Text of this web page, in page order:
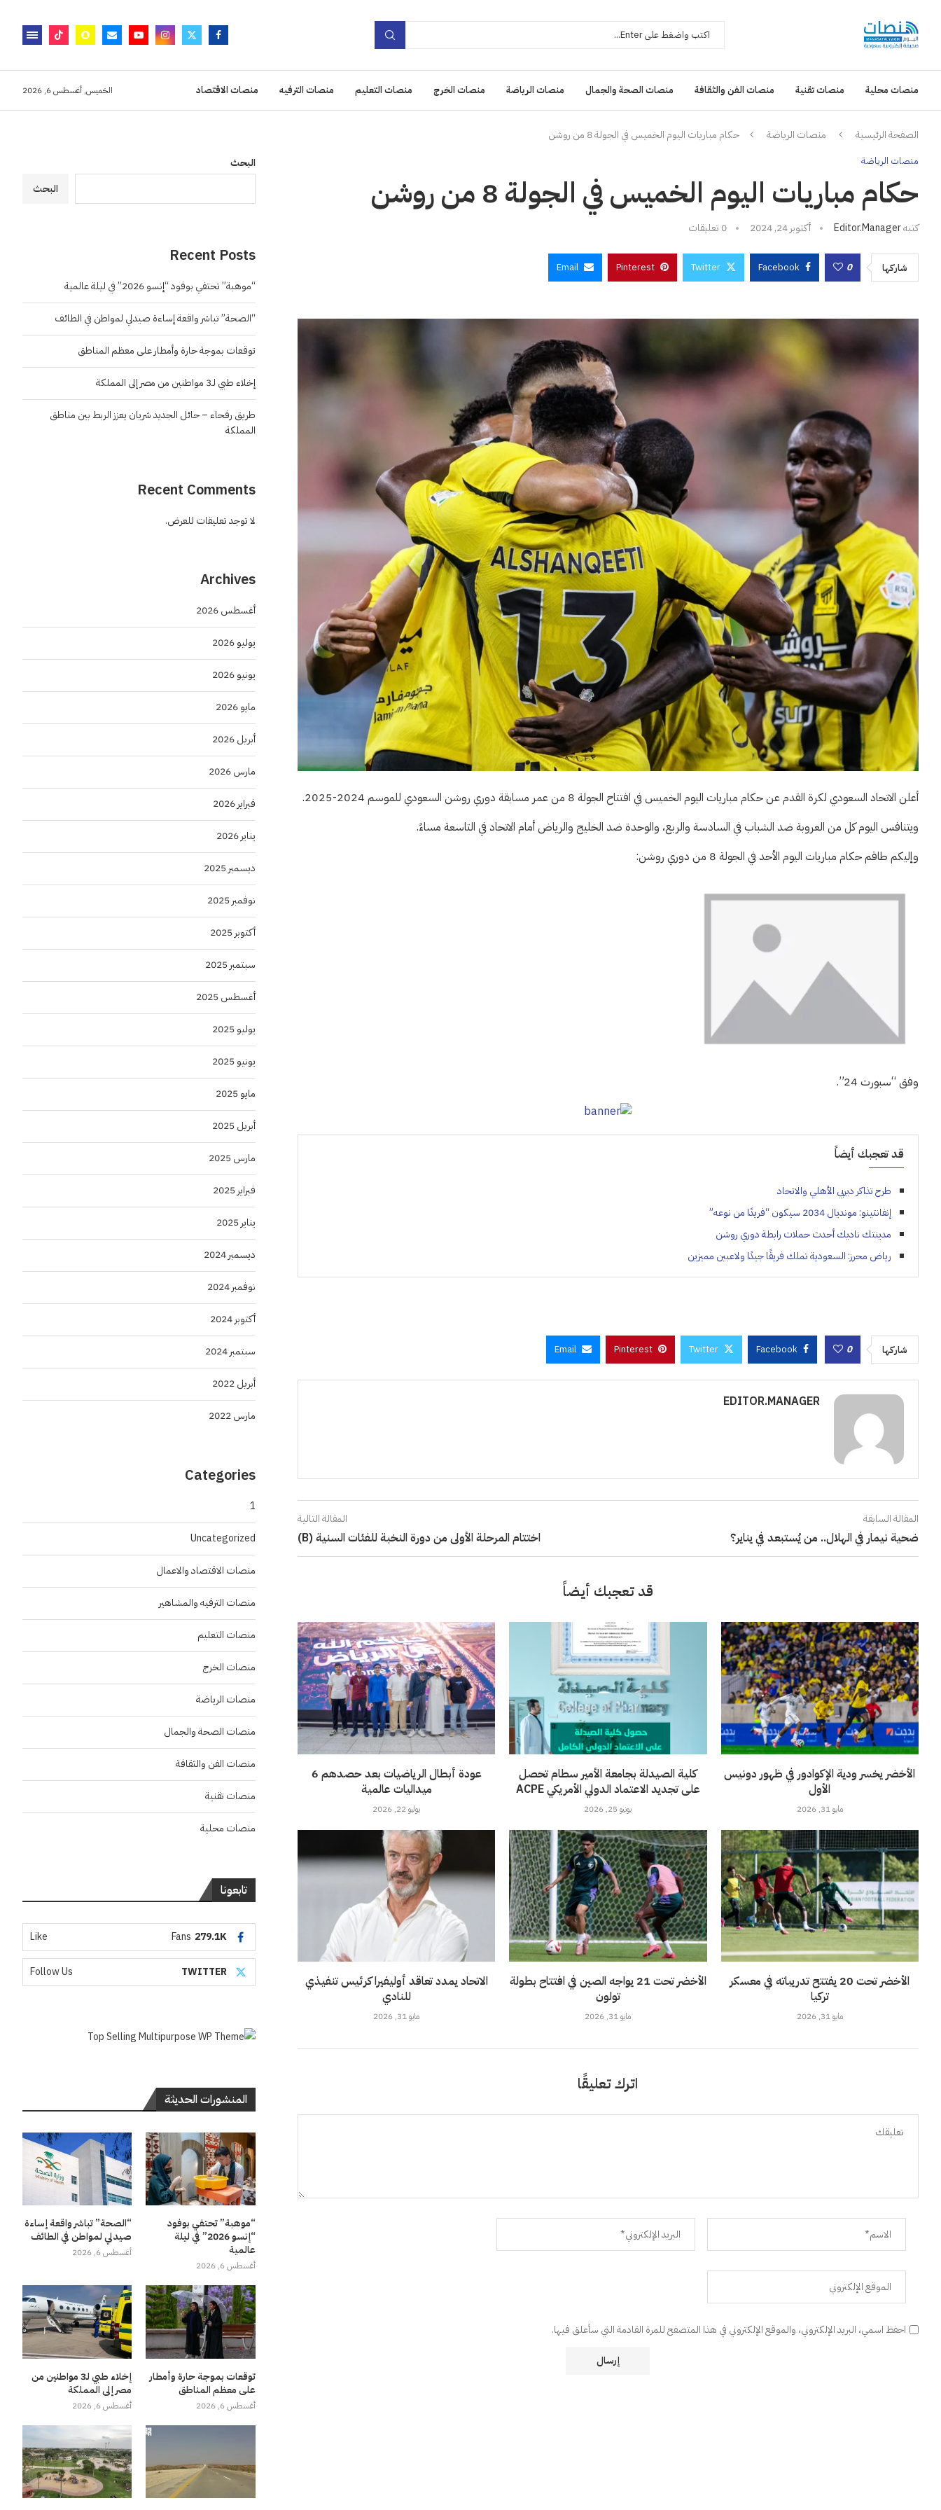
منصات محلية منصات تقنية منصات الفن والثقافة منصات الصحة والجمال منصات الرياضة منصات الخرج منصات التعليم منصات الترفيه منصات الاقتصاد الخميس, أغسطس 6, 2026
الصفحة الرئيسية منصات الرياضة حكام مباريات اليوم الخميس في الجولة 8 من روشن
منصات الرياضة
حكام مباريات اليوم الخميس في الجولة 8 من روشن
كتبهEditor.manager أكتوبر 24, 2024 0 تعليقات
شاركها 0
Facebook
Twitter
Pinterest
Email
أعلن الاتحاد السعودي لكرة القدم عن حكام مباريات اليوم الخميس في افتتاح الجولة 8 من عمر مسابقة دوري روشن السعودي للموسم 2024-2025.
ويتنافس اليوم كل من العروبة ضد الشباب في السادسة والربع، والوحدة ضد الخليج والرياض أمام الاتحاد في التاسعة مساءً.
وإليكم طاقم حكام مباريات اليوم الأحد في الجولة 8 من دوري روشن:
وفق “سبورت 24”.
قد تعجبك أيضاً
طرح تذاكر ديربي الأهلي والاتحاد
إنفانتينو: مونديال 2034 سيكون “فريدًا من نوعه”
مدينتك ناديك أحدث حملات رابطة دوري روشن
رياض محرز: السعودية تملك فريقًا جيدًا ولاعبين مميزين
شاركها 0
Facebook
Twitter
Pinterest
Email
EDITOR.MANAGER
المقالة السابقة
ضحية نيمار في الهلال.. من يُستبعد في يناير؟
المقالة التالية
اختتام المرحلة الأولى من دورة النخبة للفئات السنية (B)
قد تعجبك أيضاً
عودة أبطال الرياضيات بعد حصدهم 6
ميداليات عالمية
يوليو 22, 2026
كلية الصيدلة بجامعة الأمير سطام تحصل
على تجديد الاعتماد الدولي الأمريكي ACPE
يونيو 25, 2026
الأخضر يخسر ودية الإكوادور في ظهور دونيس
الأول
مايو 31, 2026
الاتحاد يمدد تعاقد أوليفيرا كرئيس تنفيذي
للنادي
مايو 31, 2026
الأخضر تحت 21 يواجه الصين في افتتاح بطولة
تولون
مايو 31, 2026
الأخضر تحت 20 يفتتح تدريباته في معسكر
تركيا
مايو 31, 2026
اترك تعليقًا
احفظ اسمي، البريد الإلكتروني، والموقع الإلكتروني في هذا المتصفح للمرة القادمة التي سأعلق فيها.
البحث
البحث
Recent Posts
“موهبة” تحتفي بوفود “إنسو 2026” في ليلة عالمية
“الصحة” تباشر واقعة إساءة صيدلي لمواطن في الطائف
توقعات بموجة حارة وأمطار على معظم المناطق
إخلاء طبي لـ3 مواطنين من مصر إلى المملكة
طريق رفحاء – حائل الجديد شريان يعزز الربط بين مناطق
المملكة
Recent Comments
لا توجد تعليقات للعرض.
Archives
أغسطس 2026
يوليو 2026
يونيو 2026
مايو 2026
أبريل 2026
مارس 2026
فبراير 2026
يناير 2026
ديسمبر 2025
نوفمبر 2025
أكتوبر 2025
سبتمبر 2025
أغسطس 2025
يوليو 2025
يونيو 2025
مايو 2025
أبريل 2025
مارس 2025
فبراير 2025
يناير 2025
ديسمبر 2024
نوفمبر 2024
أكتوبر 2024
سبتمبر 2024
أبريل 2022
مارس 2022
Categories
1
Uncategorized
منصات الاقتصاد والاعمال
منصات الترفيه والمشاهير
منصات التعليم
منصات الخرج
منصات الرياضة
منصات الصحة والجمال
منصات الفن والثقافة
منصات تقنية
منصات محلية
تابعونا
279.1K
Fans
Like
TWITTER
Follow Us
المنشورات الحديثة
“موهبة” تحتفي بوفود
“إنسو 2026” في ليلة
عالمية
أغسطس 6, 2026
“الصحة” تباشر واقعة إساءة
صيدلي لمواطن في الطائف
أغسطس 6, 2026
توقعات بموجة حارة وأمطار
على معظم المناطق
أغسطس 6, 2026
إخلاء طبي لـ3 مواطنين من
مصر إلى المملكة
أغسطس 6, 2026